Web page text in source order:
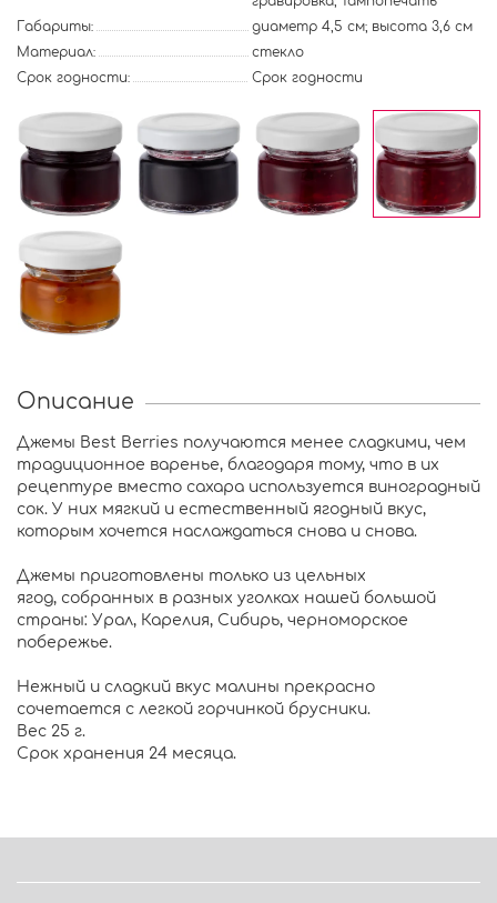
Габариты:
диаметр 4,5 см; высота 3,6 см
Материал:
стекло
Срок годности:
Срок годности
Описание
Джемы Best Berries получаются менее сладкими, чем
традиционное варенье, благодаря тому, что в их
рецептуре вместо сахара используется виноградный
сок. У них мягкий и естественный ягодный вкус,
которым хочется наслаждаться снова и снова.
Джемы приготовлены только из цельных
ягод, собранных в разных уголках нашей большой
страны: Урал, Карелия, Сибирь, черноморское
побережье.
Нежный и сладкий вкус малины прекрасно
сочетается с легкой горчинкой брусники.
Вес 25 г.
Срок хранения 24 месяца.